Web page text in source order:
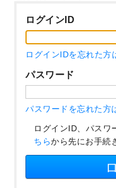
ログインID
ログインIDを忘れた方
パスワード
パスワードを忘れた方
ログインID、パスワ
ちらから先にお手続